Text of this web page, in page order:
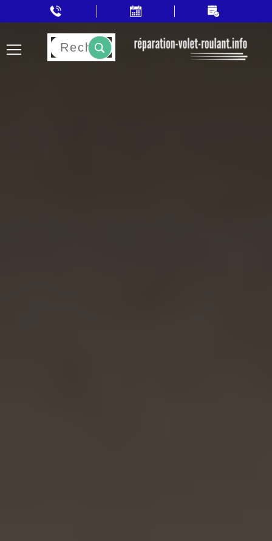
Rechercher